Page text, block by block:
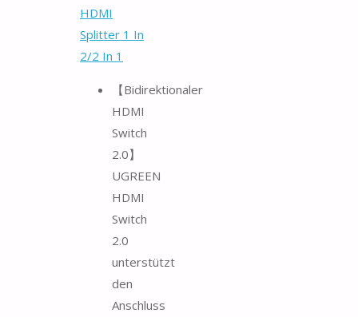
HDMI
Splitter 1 In
2/2 In 1
【Bidirektionaler
HDMI
Switch
2.0】
UGREEN
HDMI
Switch
2.0
unterstützt
den
Anschluss